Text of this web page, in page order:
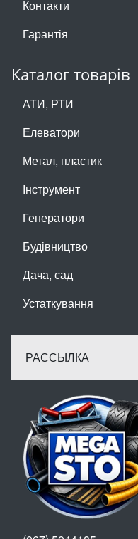
Контакти
Гарантія
Каталог товарів
АТИ, РТИ
Елеватори
Метал, пластик
Інструмент
Генератори
Будівництво
Дача, сад
Устаткування
РАССЫЛКА